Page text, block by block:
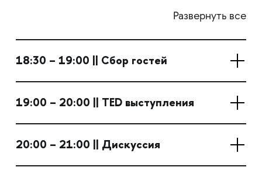
Развернуть все
18:30 – 19:00 || Сбор гостей
19:00 – 20:00 || TED выступления
20:00 – 21:00 || Дискуссия